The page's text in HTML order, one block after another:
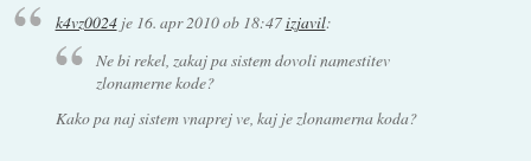
k4vz0024je 16. apr 2010 ob 18:47izjavil:
Ne bi rekel, zakaj pa sistem dovoli namestitev
zlonamerne kode?
Kako pa naj sistem vnaprej ve, kaj je zlonamerna koda?